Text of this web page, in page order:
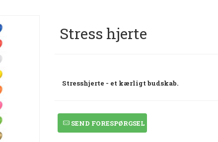
Stress hjerte
Stresshjerte - et kærligt budskab.
SEND FORESPØRGSEL